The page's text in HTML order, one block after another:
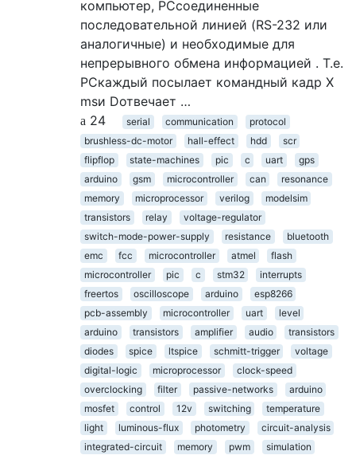
компьютер, PCсоединенные
последовательной линией (RS-232 или
аналогичные) и необходимые для
непрерывного обмена информацией . Т.е.
PCкаждый посылает командный кадр X
msи Dотвечает …
24
serial communication
protocol
brushless-dc-motor
hall-effect hdd
scr
flipflop
state-machines pic c uart
gps
arduino
gsm microcontroller can
resonance
memory
microprocessor verilog
modelsim
transistors
relay
voltage-regulator
switch-mode-power-supply
resistance
bluetooth
emc
fcc microcontroller atmel
flash
microcontroller
pic c stm32
interrupts
freertos
oscilloscope arduino
esp8266
pcb-assembly
microcontroller uart
level
arduino
transistors amplifier audio
transistors
diodes
spice ltspice schmitt-trigger
voltage
digital-logic
microprocessor
clock-speed
overclocking
filter passive-networks
arduino
mosfet
control 12v switching
temperature
light
luminous-flux photometry
circuit-analysis
integrated-circuit
memory pwm
simulation